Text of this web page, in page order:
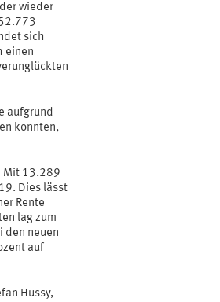
wieder
sich
einen
aufgrund
konnten,
Mit 13.289
Dies lässt
Rente
lag zum
den neuen
auf
Hussy,